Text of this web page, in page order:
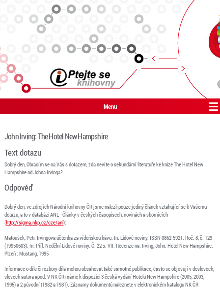
Menu
John Irving: The Hotel New Hampshire
Text dotazu
Dobrý den, Obracím se na Vás s dotazem, zda nevíte o sekundární literatuře ke knize The Hotel New
Hampshire od Johna Irvinga?
Odpověď
Dobrý den, ve zdrojích Národní knihovny ČR jsme nalezli pouze jediný článek vztahující se k Vašemu
dotazu, a to v databázi ANL - Články v českých časopisech, novinách a sbornících
(http://sigma.nkp.cz/cze/anl):
Matoušek, Petr. Irvingova účtenka za vídeňskou kávu. In: Lidové noviny. ISSN 0862-5921. Roč. 8, č. 129
(19950603). In: Příl. Nedělní Lidové noviny. Č. 22 s. VII. Recenze na: Irving, John. Hotel New Hampshire.
Plzeň : Mustang, 1995
Informace o díle či rozbory díla mohou obsahovat také samotné publikace, často se objevují v doslovech,
slovech autora apod. V NK ČR máme k dispozici 3 česká vydání Hotelu New Hampshire (2005, 2003,
1995) a 2 původní (1982 a 1981). Záznamy dokumentů naleznete v elektronickém katalogu NK ČR